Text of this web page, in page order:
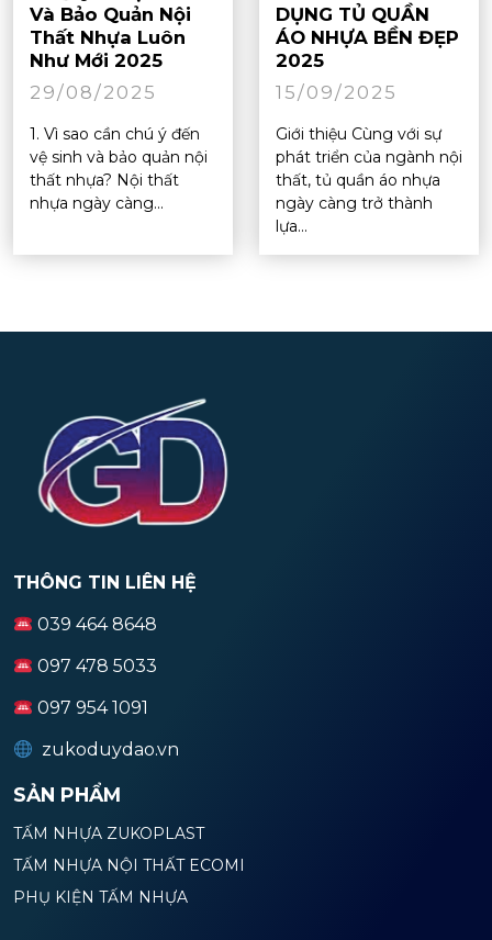
Và Bảo Quản Nội
Thất Nhựa Luôn
Như Mới 2025
29/08/2025
1. Vì sao cần chú ý đến
vệ sinh và bảo quản nội
thất nhựa? Nội thất
nhựa ngày càng...
DỤNG TỦ QUẦN
ÁO NHỰA BỀN ĐẸP
2025
15/09/2025
Giới thiệu Cùng với sự
phát triển của ngành nội
thất, tủ quần áo nhựa
ngày càng trở thành
lựa...
THÔNG TIN LIÊN HỆ
039 464 8648
097 478 5033
097 954 1091
zukoduydao.vn
SẢN PHẨM
TẤM NHỰA ZUKOPLAST
TẤM NHỰA NỘI THẤT ECOMI
PHỤ KIỆN TẤM NHỰA